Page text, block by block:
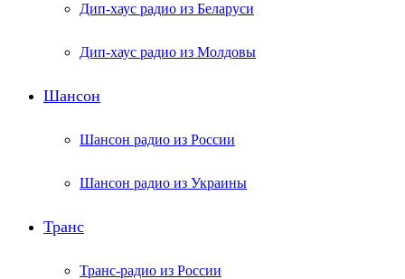
Дип-хаус радио из Беларуси
Дип-хаус радио из Молдовы
Шансон
Шансон радио из России
Шансон радио из Украины
Транс
Транс-радио из России